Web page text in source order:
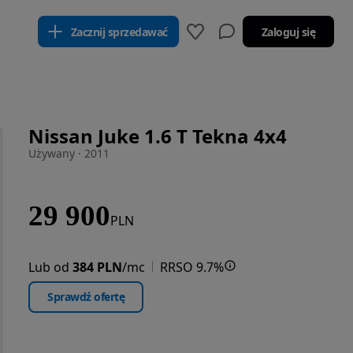
Zacznij sprzedawać Zaloguj się
Nissan Juke 1.6 T Tekna 4x4
Używany · 2011
29 900PLN
Lub od 384 PLN/mc RRSO 9.7%
Sprawdź ofertę